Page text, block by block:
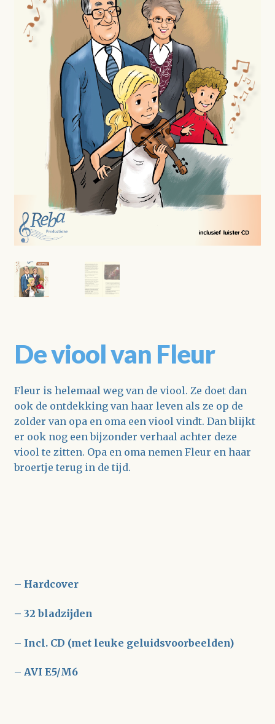
De viool van Fleur
Fleur is helemaal weg van de viool. Ze doet dan
ook de ontdekking van haar leven als ze op de
zolder van opa en oma een viool vindt. Dan blijkt
er ook nog een bijzonder verhaal achter deze
viool te zitten. Opa en oma nemen Fleur en haar
broertje terug in de tijd.
– Hardcover
– 32 bladzijden
– Incl. CD (met leuke geluidsvoorbeelden)
– AVI E5/M6